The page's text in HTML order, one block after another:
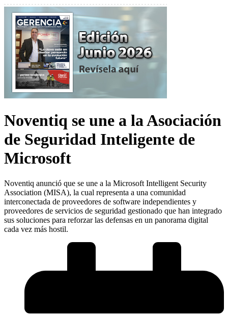
Noventiq se une a la Asociación
de Seguridad Inteligente de
Microsoft
Noventiq anunció que se une a la Microsoft Intelligent Security
Association (MISA), la cual representa a una comunidad
interconectada de proveedores de software independientes y
proveedores de servicios de seguridad gestionado que han integrado
sus soluciones para reforzar las defensas en un panorama digital
cada vez más hostil.